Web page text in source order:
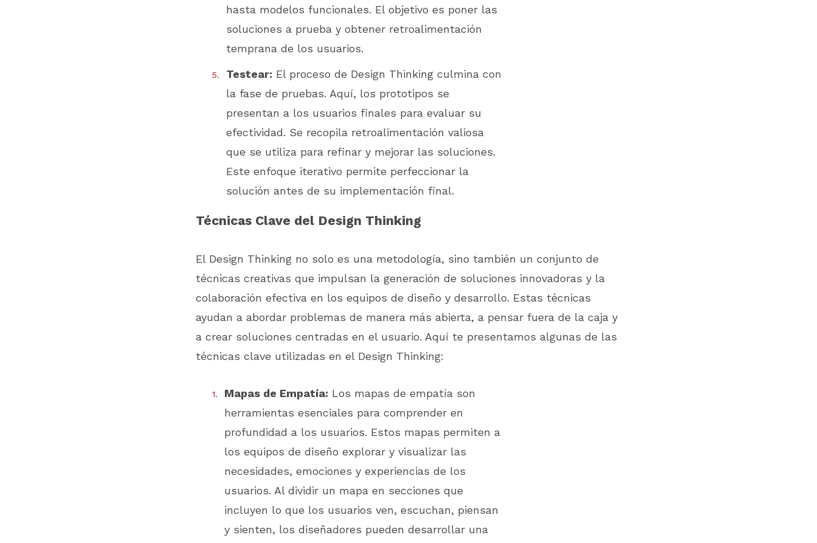
hasta modelos funcionales. El objetivo es poner las
soluciones a prueba y obtener retroalimentación
temprana de los usuarios.
Testear: El proceso de Design Thinking culmina con
la fase de pruebas. Aquí, los prototipos se
presentan a los usuarios finales para evaluar su
efectividad. Se recopila retroalimentación valiosa
que se utiliza para refinar y mejorar las soluciones.
Este enfoque iterativo permite perfeccionar la
solución antes de su implementación final.
Técnicas Clave del Design Thinking
El Design Thinking no solo es una metodología, sino también un conjunto de
técnicas creativas que impulsan la generación de soluciones innovadoras y la
colaboración efectiva en los equipos de diseño y desarrollo. Estas técnicas
ayudan a abordar problemas de manera más abierta, a pensar fuera de la caja y
a crear soluciones centradas en el usuario. Aquí te presentamos algunas de las
técnicas clave utilizadas en el Design Thinking:
Mapas de Empatía: Los mapas de empatía son
herramientas esenciales para comprender en
profundidad a los usuarios. Estos mapas permiten a
los equipos de diseño explorar y visualizar las
necesidades, emociones y experiencias de los
usuarios. Al dividir un mapa en secciones que
incluyen lo que los usuarios ven, escuchan, piensan
y sienten, los diseñadores pueden desarrollar una